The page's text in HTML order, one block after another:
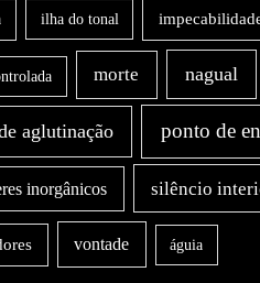
ilha do tonal
morte nagual
aglutinação ponto de
inorgânicos silêncio
vontade águia